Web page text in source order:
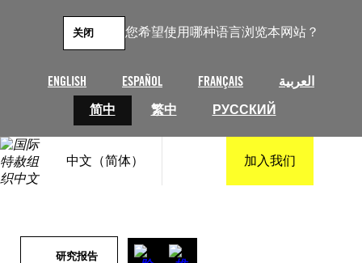
您希望使用哪种语言浏览本网站？
ENGLISH ESPAÑOL FRANÇAIS
العربية
简中
繁中 РУССКИЙ
关闭
中文（简体） 加入我们
研究报告